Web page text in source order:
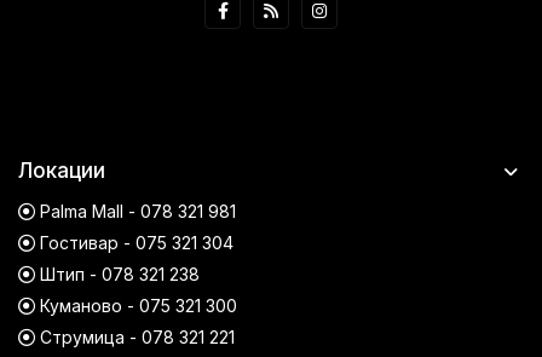
Локации
Palma Mall - 078 321 981
Гостивар - 075 321 304
Штип - 078 321 238
Куманово - 075 321 300
Струмица - 078 321 221